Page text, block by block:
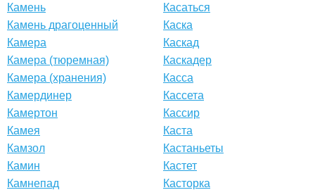
Камень
Камень драгоценный
Камера
Камера (тюремная)
Камера (хранения)
Камердинер
Камертон
Камея
Камзол
Камин
Камнепад
Касаться
Каска
Каскад
Каскадер
Касса
Кассета
Кассир
Каста
Кастаньеты
Кастет
Касторка